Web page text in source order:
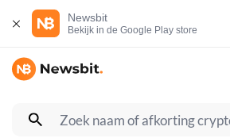
Newsbit
Bekijk in de Google Play store